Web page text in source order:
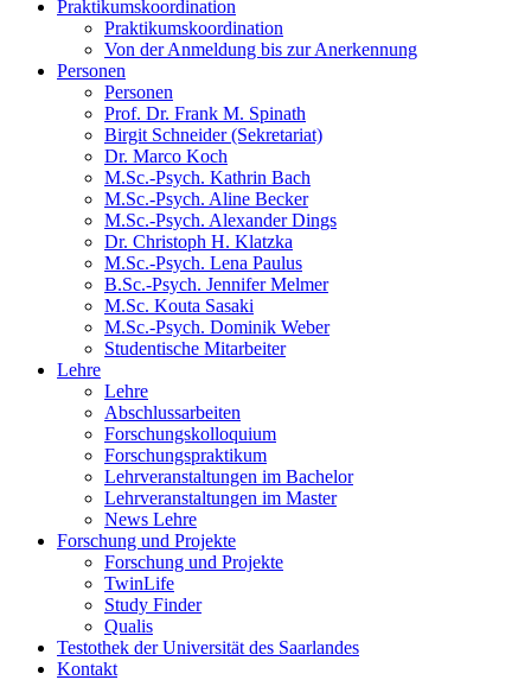
Praktikumskoordination
Praktikumskoordination
Von der Anmeldung bis zur Anerkennung
Personen
Personen
Prof. Dr. Frank M. Spinath
Birgit Schneider (Sekretariat)
Dr. Marco Koch
M.Sc.-Psych. Kathrin Bach
M.Sc.-Psych. Aline Becker
M.Sc.-Psych. Alexander Dings
Dr. Christoph H. Klatzka
M.Sc.-Psych. Lena Paulus
B.Sc.-Psych. Jennifer Melmer
M.Sc. Kouta Sasaki
M.Sc.-Psych. Dominik Weber
Studentische Mitarbeiter
Lehre
Lehre
Abschlussarbeiten
Forschungskolloquium
Forschungspraktikum
Lehrveranstaltungen im Bachelor
Lehrveranstaltungen im Master
News Lehre
Forschung und Projekte
Forschung und Projekte
TwinLife
Study Finder
Qualis
Testothek der Universität des Saarlandes
Kontakt